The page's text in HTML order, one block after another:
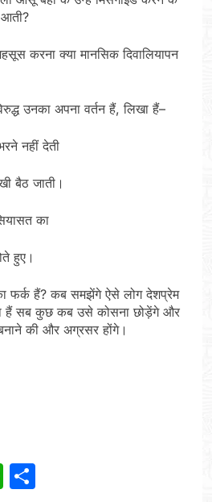
आती?
करना क्या मानसिक दिवालियापन
उनका अपना वर्तन हैं, लिखा हैं–
नहीं देती
बैठ जाती।
का
हुए।
फर्क हैं? कब समझेंगे ऐसे लोग देशप्रेम
हैं सब कुछ कब उसे कोसना छोड़ेंगे और
की और अग्रसर होंगे।
WhatsApp